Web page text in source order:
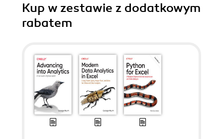
Kup w zestawie z dodatkowym
rabatem